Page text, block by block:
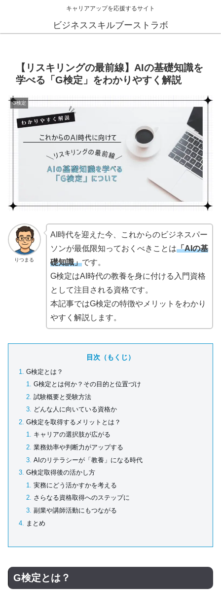
キャリアアップを応援するサイト
ビジネススキルブーストラボ
【リスキリングの最前線】AIの基礎知識を
学べる「G検定」をわかりやすく解説
G検定
りつまる
AI時代を迎えた今、これからのビジネスパー
ソンが最低限知っておくべきことは「AIの基
礎知識」です。
G検定はAI時代の教養を身に付ける入門資格
として注目される資格です。
本記事ではG検定の特徴やメリットをわかり
やすく解説します。
目次（もくじ）
G検定とは？
G検定とは何か？その目的と位置づけ
試験概要と受験方法
どんな人に向いている資格か
G検定を取得するメリットとは？
キャリアの選択肢が広がる
業務効率や判断力がアップする
AIのリテラシーが「教養」になる時代
G検定取得後の活かし方
実務にどう活かすかを考える
さらなる資格取得へのステップに
副業や講師活動にもつながる
まとめ
G検定とは？